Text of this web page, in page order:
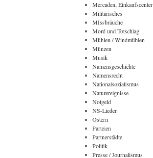
Mercaden, Einkaufscenter
Militärisches
MIssbräuche
Mord und Totschlag
Mühlen / Windmühlen
Münzen
Musik
Namensgeschichte
Namensrecht
Nationalsozialismus
Naturereignisse
Notgeld
NS-Lieder
Ostern
Parteien
Partnerstädte
Politik
Presse / Journalismus